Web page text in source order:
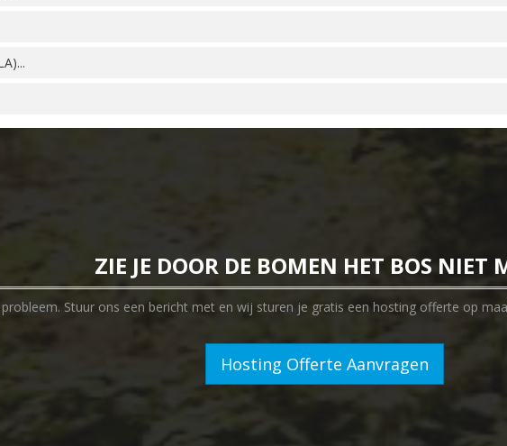
ZIE JE DOOR DE BOMEN HET BOS NIET
probleem. Stuur ons een bericht met en wij sturen je gratis een hosting offerte op
Hosting Offerte Aanvragen